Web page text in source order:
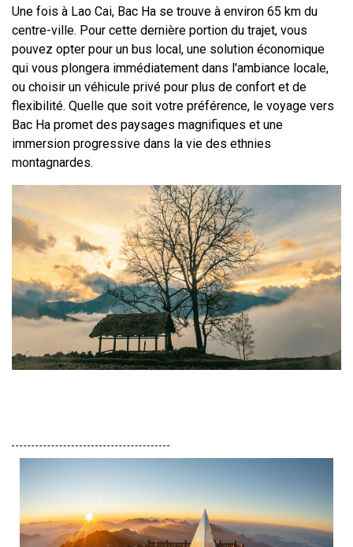
Une fois à Lao Cai, Bac Ha se trouve à environ 65 km du
centre-ville. Pour cette dernière portion du trajet, vous
pouvez opter pour un bus local, une solution économique
qui vous plongera immédiatement dans l'ambiance locale,
ou choisir un véhicule privé pour plus de confort et de
flexibilité. Quelle que soit votre préférence, le voyage vers
Bac Ha promet des paysages magnifiques et une
immersion progressive dans la vie des ethnies
montagnardes.